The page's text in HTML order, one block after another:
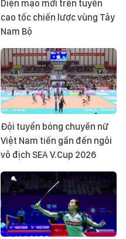
Diện mạo mới trên tuyến
cao tốc chiến lược vùng Tây
Nam Bộ
Đội tuyển bóng chuyền nữ
Việt Nam tiến gần đến ngôi
vô địch SEA V.Cup 2026